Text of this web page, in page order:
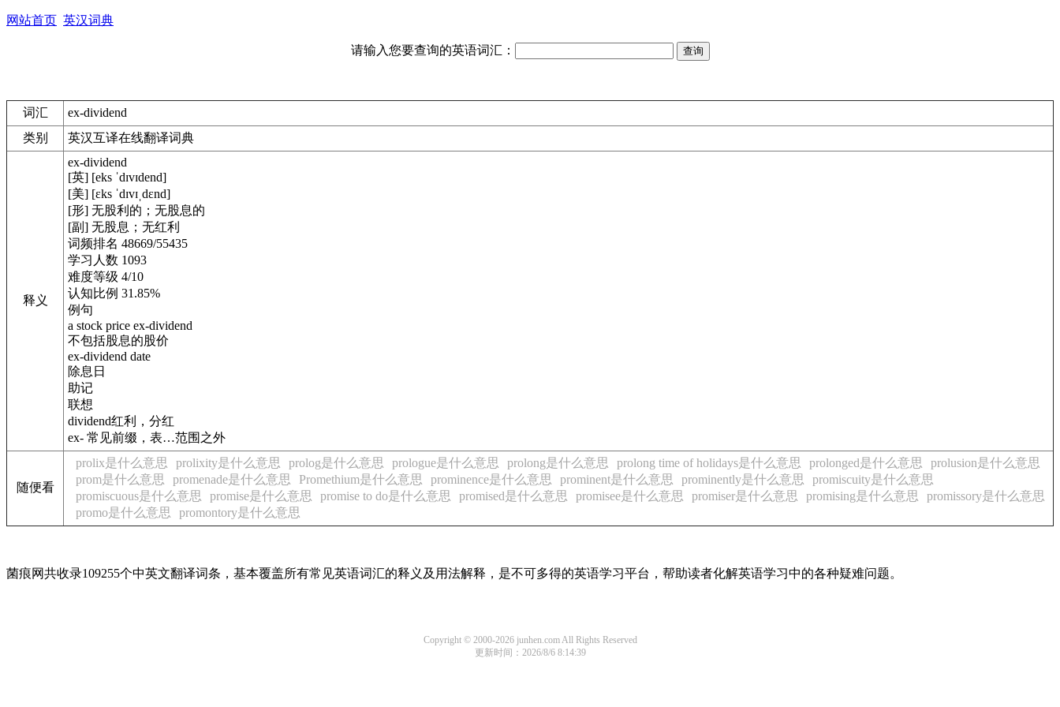
网站首页 英汉词典
请输入您要查询的英语词汇：
词汇
ex-dividend
类别
英汉互译在线翻译词典
释义
ex-dividend
[英] [eks ˈdɪvɪdend]
[美] [ɛks ˈdɪvɪˌdɛnd]
[形] 无股利的；无股息的
[副] 无股息；无红利
词频排名 48669/55435
学习人数 1093
难度等级 4/10
认知比例 31.85%
例句
a stock price ex-dividend
不包括股息的股价
ex-dividend date
除息日
助记
联想
dividend红利，分红
ex- 常见前缀，表…范围之外
随便看
prolix是什么意思 prolixity是什么意思 prolog是什么意思 prologue是什么意思 prolong是什么意思 prolong time of holidays是什么意思 prolonged是什么意思
prolusion是什么意思
prom是什么意思
promenade是什么意思 Promethium是什么意思 prominence是什么意思 prominent是什么意思 prominently是什么意思
promiscuity是什么意思
promiscuous是什么意思
promise是什么意思 promise to do是什么意思 promised是什么意思 promisee是什么意思 promiser是什么意思 promising是什么意思
promissory是什么意思
promo是什么意思
promontory是什么意思
菌痕网共收录109255个中英文翻译词条，基本覆盖所有常见英语词汇的释义及用法解释，是不可多得的英语学习平台，帮助读者化解英语学习中的各种疑难问题。
Copyright © 2000-2026 junhen.com All Rights Reserved
更新时间：2026/8/6 8:14:39